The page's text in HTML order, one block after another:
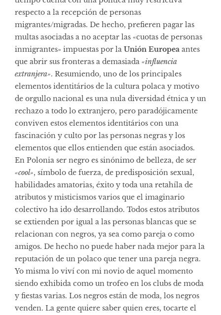
respecto a la recepción de personas
migrantes/migradas. De hecho, prefieren pagar las
multas asociadas a no aceptar las «cuotas de personas
inmigrantes» impuestas por la Unión Europea antes
que abrir sus fronteras a demasiada «influencia
extranjera». Resumiendo, uno de los principales
elementos identitários de la cultura polaca y motivo
de orgullo nacional es una nula diversidad étnica y un
rechazo a todo lo extranjero, pero paradójicamente
conviven estos elementos identitários con una
fascinación y culto por las personas negras y los
elementos que ellos entienden que están asociados.
En Polonia ser negro es sinónimo de belleza, de ser
«cool», símbolo de fuerza, de predisposición sexual,
habilidades amatorias, éxito y toda una retahíla de
atributos y misticismos varios que el imaginario
colectivo ha ido desarrollando. Todos estos atributos
se extienden por igual a las personas blancas que se
relacionan con negros, ya sea como pareja o como
amigos. De hecho no puede haber nada mejor para la
reputación de un polaco que tener una pareja negra.
Yo misma lo viví con mi novio de aquel momento
siendo exhibida como un trofeo en los clubs de moda
y fiestas varias. Los negros están de moda, los negros
venden. La gente quiere saber quien eres, tocarte el